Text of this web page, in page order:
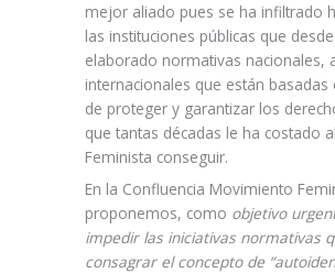
mejor aliado pues se ha infiltrado
las instituciones públicas que
elaborado normativas nacionales,
internacionales que están
de proteger y garantizar los
que tantas décadas le ha costado
Feminista conseguir.
En la Confluencia Movimiento
proponemos, como objetivo
impedir las iniciativas normativas
consagrar el concepto de